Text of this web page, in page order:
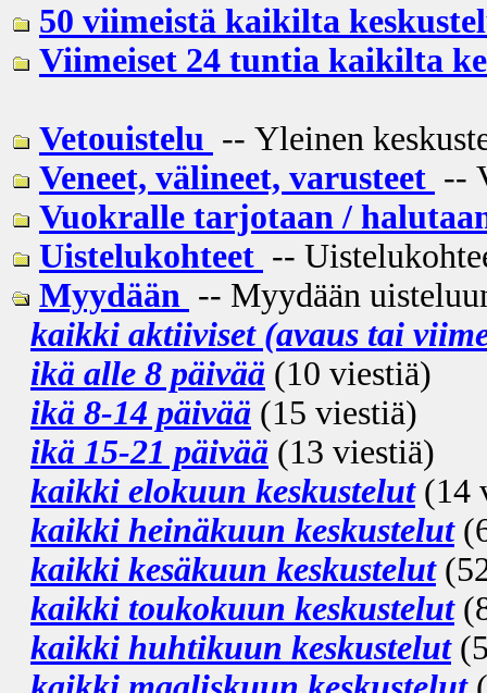
50 viimeistä kaikilta
Viimeiset 24 tuntia kaikilta
Vetouistelu -- Yleinen
Veneet, välineet, varusteet --
Vuokralle tarjotaan /
Uistelukohteet --
Myydään -- Myydään
kaikki aktiiviset (avaus tai
ikä alle 8 päivää (10 viestiä)
ikä 8-14 päivää (15 viestiä)
ikä 15-21 päivää (13 viestiä)
kaikki elokuun keskustelut(14
kaikki heinäkuun keskustelut
kaikki kesäkuun keskustelut
kaikki toukokuun keskustelut
kaikki huhtikuun keskustelut